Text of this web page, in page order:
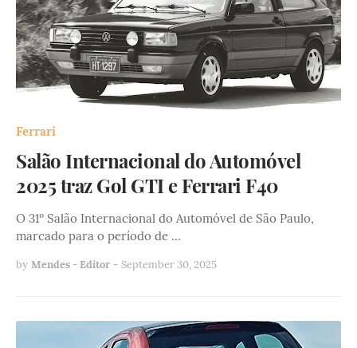
Ferrari
Salão Internacional do Automóvel
2025 traz Gol GTI e Ferrari F40
O 31º Salão Internacional do Automóvel de São Paulo,
marcado para o período de …
by Mendes - Editor - September 30, 2025